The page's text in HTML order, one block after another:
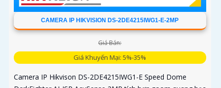
CAMERA IP HIKVISION DS-2DE4215IWG1-E-2MP
Giá Bán:
Giá Khuyến Mại: 5%-35%
Camera IP Hikvison DS-2DE4215IWG1-E Speed Dome